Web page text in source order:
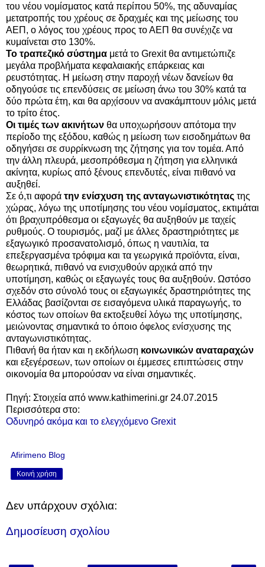
του νέου νομίσματος κατά περίπου 50%, της αδυναμίας
μετατροπής του χρέους σε δραχμές και της μείωσης του
ΑΕΠ, ο λόγος του χρέους προς το ΑΕΠ θα συνέχιζε να
κυμαίνεται στο 130%.
Το τραπεζικό σύστημα μετά το Grexit θα αντιμετώπιζε
μεγάλα προβλήματα κεφαλαιακής επάρκειας και
ρευστότητας. Η μείωση στην παροχή νέων δανείων θα
οδηγούσε τις επενδύσεις σε μείωση άνω του 30% κατά τα
δύο πρώτα έτη, και θα αρχίσουν να ανακάμπτουν μόλις μετά
το τρίτο έτος.
Οι τιμές των ακινήτων θα υποχωρήσουν απότομα την
περίοδο της εξόδου, καθώς η μείωση των εισοδημάτων θα
οδηγήσει σε συρρίκνωση της ζήτησης για τον τομέα. Από
την άλλη πλευρά, μεσοπρόθεσμα η ζήτηση για ελληνικά
ακίνητα, κυρίως από ξένους επενδυτές, είναι πιθανό να
αυξηθεί.
Σε ό,τι αφορά την ενίσχυση της ανταγωνιστικότητας της
χώρας, λόγω της υποτίμησης του νέου νομίσματος, εκτιμάται
ότι βραχυπρόθεσμα οι εξαγωγές θα αυξηθούν με ταχείς
ρυθμούς. Ο τουρισμός, μαζί με άλλες δραστηριότητες με
εξαγωγικό προσανατολισμό, όπως η ναυτιλία, τα
επεξεργασμένα τρόφιμα και τα γεωργικά προϊόντα, είναι,
θεωρητικά, πιθανό να ενισχυθούν αρχικά από την
υποτίμηση, καθώς οι εξαγωγές τους θα αυξηθούν. Ωστόσο
σχεδόν στο σύνολό τους οι εξαγωγικές δραστηριότητες της
Ελλάδας βασίζονται σε εισαγόμενα υλικά παραγωγής, το
κόστος των οποίων θα εκτοξευθεί λόγω της υποτίμησης,
μειώνοντας σημαντικά το όποιο όφελος ενίσχυσης της
ανταγωνιστικότητας.
Πιθανή θα ήταν και η εκδήλωση κοινωνικών αναταραχών
και εξεγέρσεων, των οποίων οι έμμεσες επιπτώσεις στην
οικονομία θα μπορούσαν να είναι σημαντικές.
Πηγή: Στοιχεία από www.kathimerini.gr 24.07.2015
Περισσότερα στο:
Οδυνηρό ακόμα και το ελεγχόμενο Grexit
Afirimeno Blog
Κοινή χρήση
Δεν υπάρχουν σχόλια:
Δημοσίευση σχολίου